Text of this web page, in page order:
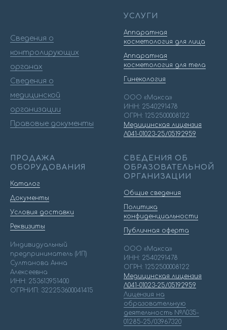
Сведения о
контролирующих
органах
Сведения о
медицинской
организации
Правовые документы
УСЛУГИ
Аппаратная
косметология для лица
Аппаратная
косметология для тела
Гинекология
ООО «Макса»
ИНН: 2540291478
ОГРН: 1252500008122
Медицинская лицензия
Л041-01023-25/05192959
ПРОДАЖА
ОБОРУДОВАНИЯ
Каталог
Документы
Условия доставки
Реквизиты
Индивидуальный
предприниматель (ИП)
Султанова Анна
Алексеевна
ИНН: 253613951400
ОГРНИП: 322253600041415
СВЕДЕНИЯ ОБ
ОБРАЗОВАТЕЛЬНОЙ
ОРГАНИЗАЦИИ
Общие сведения
Политика
конфиденциальности
Публичная оферта
ООО «Макса»
ИНН: 2540291478
ОГРН: 1252500008122
Медицинская лицензия
Л041-01023-25/05192959
Лицензия на
образовательную
деятельность №Л035-
01285-25/03967320